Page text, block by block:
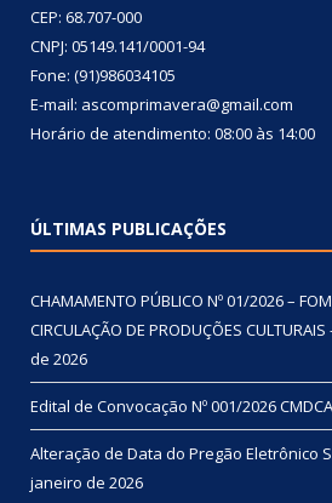
CEP: 68.707-000
CNPJ: 05149.141/0001-94
Fone: (91)986034105
E-mail: ascomprimavera@gmail.com
Horário de atendimento: 08:00 às 14:00
ÚLTIMAS PUBLICAÇÕES
CHAMAMENTO PÚBLICO Nº 01/2026 –
CIRCULAÇÃO DE PRODUÇÕES
de 2026
Edital de Convocação Nº 001/2026 CMDCA
Alteração de Data do Pregão Eletrônico
janeiro de 2026